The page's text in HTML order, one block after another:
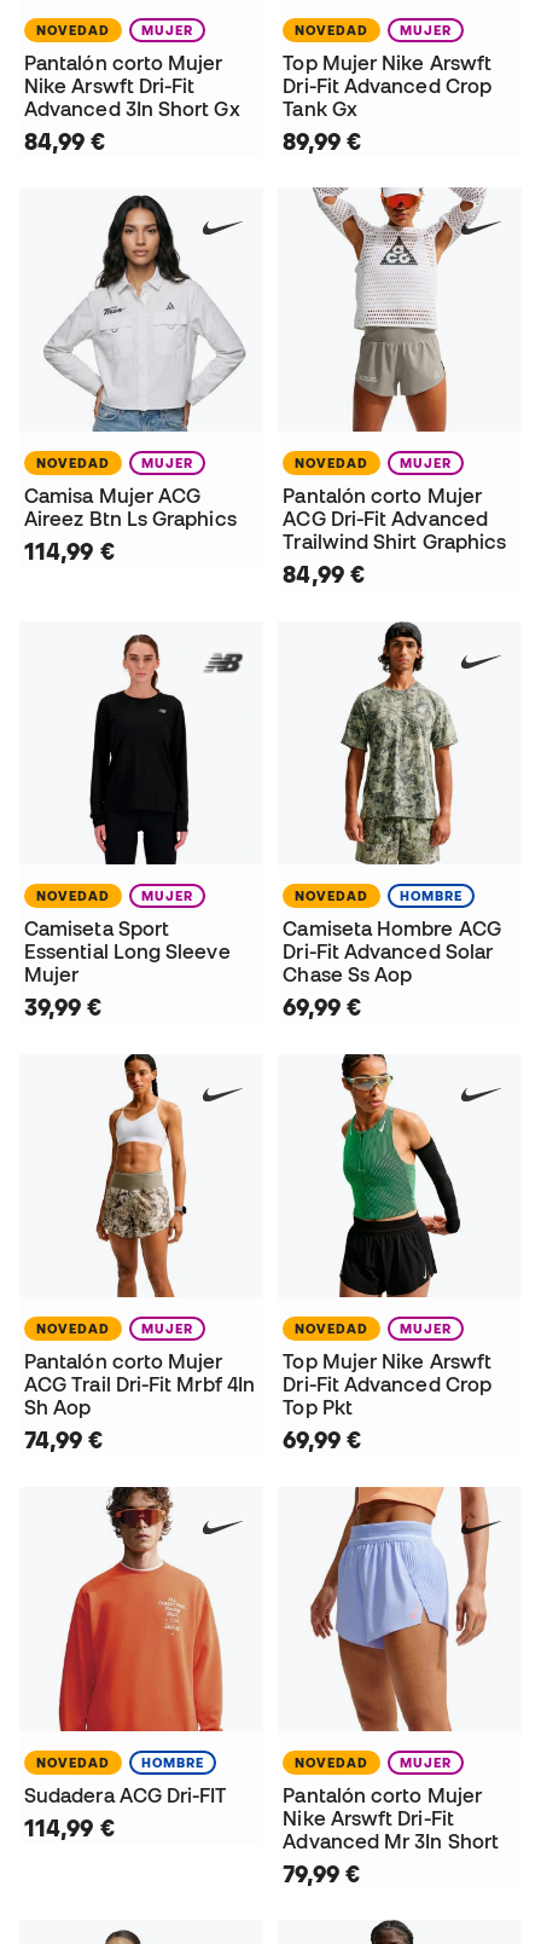
NOVEDAD MUJER
Pantalón corto Mujer
Nike Arswft Dri-Fit
Advanced 3In Short Gx
84,99 €
NOVEDAD MUJER
Top Mujer Nike Arswft
Dri-Fit Advanced Crop
Tank Gx
89,99 €
NOVEDAD MUJER
Camisa Mujer ACG
Aireez Btn Ls Graphics
114,99 €
NOVEDAD MUJER
Pantalón corto Mujer
ACG Dri-Fit Advanced
Trailwind Shirt Graphics
84,99 €
NOVEDAD MUJER
Camiseta Sport
Essential Long Sleeve
Mujer
39,99 €
NOVEDAD HOMBRE
Camiseta Hombre ACG
Dri-Fit Advanced Solar
Chase Ss Aop
69,99 €
NOVEDAD MUJER
Pantalón corto Mujer
ACG Trail Dri-Fit Mrbf 4In
Sh Aop
74,99 €
NOVEDAD MUJER
Top Mujer Nike Arswft
Dri-Fit Advanced Crop
Top Pkt
69,99 €
NOVEDAD HOMBRE
Sudadera ACG Dri-FIT
114,99 €
NOVEDAD MUJER
Pantalón corto Mujer
Nike Arswft Dri-Fit
Advanced Mr 3In Short
79,99 €